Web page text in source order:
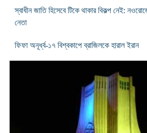
স্বাধীন জাতি হিসেবে টিকে থাকার বিকল্প নেই:
নেতা
ফিফা অনূর্ধ্ব-১৭ বিশ্বকাপে ব্রাজিলকে হারাল ইরান